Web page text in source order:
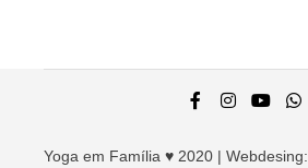
Yoga em Família ♥ 2020 | Webdesing: